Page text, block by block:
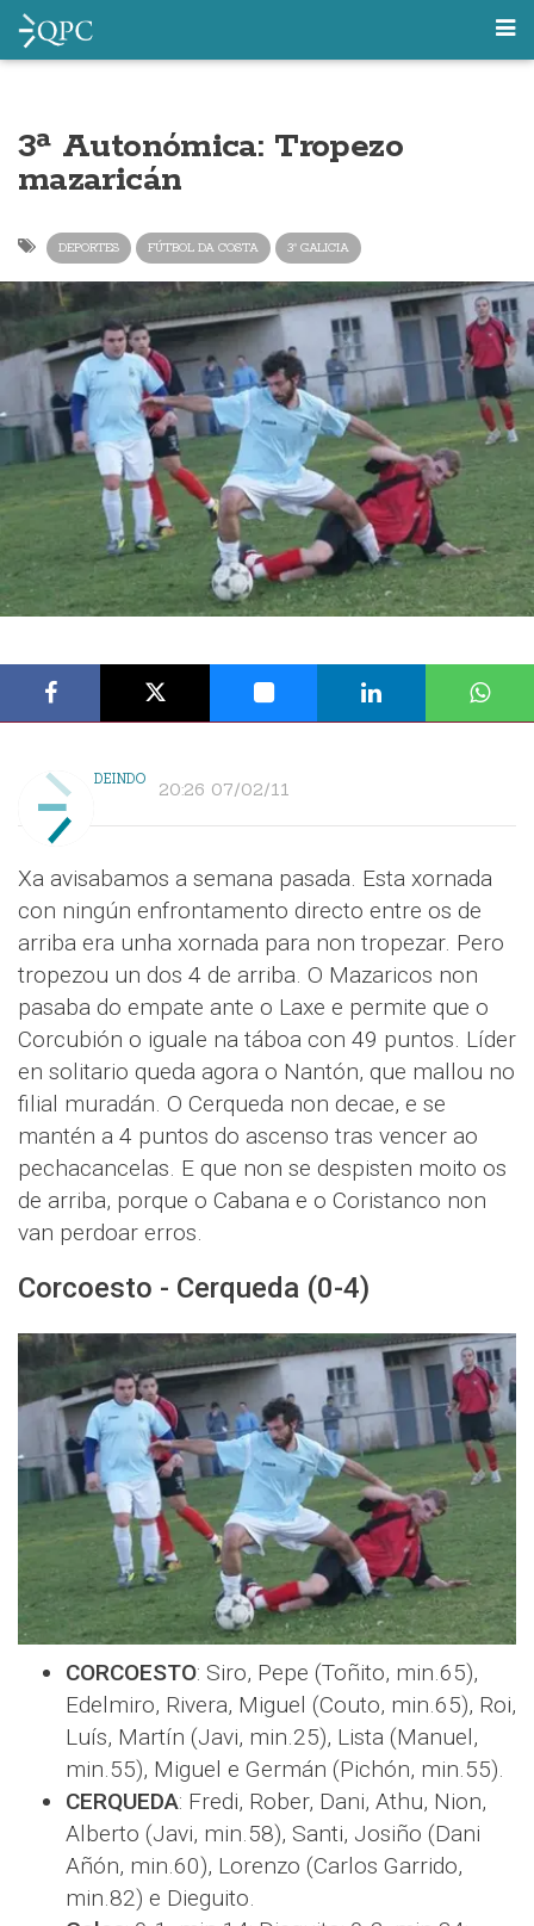
3ª Autonómica: Tropezo
mazaricán
DEPORTES FÚTBOL DA COSTA 3ª GALICIA
DEINDO 20:26 07/02/11
Xa avisabamos a semana pasada. Esta xornada
con ningún enfrontamento directo entre os de
arriba era unha xornada para non tropezar. Pero
tropezou un dos 4 de arriba. O Mazaricos non
pasaba do empate ante o Laxe e permite que o
Corcubión o iguale na táboa con 49 puntos. Líder
en solitario queda agora o Nantón, que mallou no
filial muradán. O Cerqueda non decae, e se
mantén a 4 puntos do ascenso tras vencer ao
pechacancelas. E que non se despisten moito os
de arriba, porque o Cabana e o Coristanco non
van perdoar erros.
Corcoesto - Cerqueda (0-4)
CORCOESTO: Siro, Pepe (Toñito, min.65),
Edelmiro, Rivera, Miguel (Couto, min.65), Roi,
Luís, Martín (Javi, min.25), Lista (Manuel,
min.55), Miguel e Germán (Pichón, min.55).
CERQUEDA: Fredi, Rober, Dani, Athu, Nion,
Alberto (Javi, min.58), Santi, Josiño (Dani
Añón, min.60), Lorenzo (Carlos Garrido,
min.82) e Dieguito.